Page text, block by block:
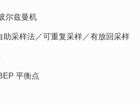
尔兹曼机
助采样法／可重复采样／有放回采样
平衡点